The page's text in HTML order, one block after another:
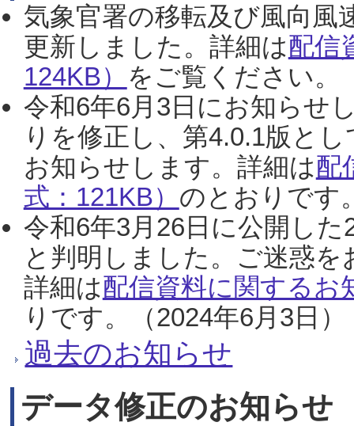
気象官署の移転及び風向風
更新しました。詳細は配信
124KB） をご覧ください。
令和6年6月3日にお知らせ
りを修正し、第4.0.1版と
お知らせします。詳細は配
式：121KB） のとおりです
令和6年3月26日に公開し
と判明しました。ご迷惑
詳細は配信資料に関するお
りです。（2024年6月3日）
過去のお知らせ
データ修正のお知らせ